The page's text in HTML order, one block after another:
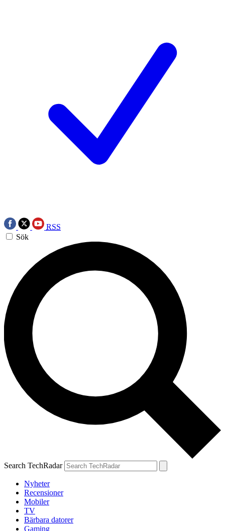
RSS
Sök
Search TechRadar
Nyheter
Recensioner
Mobiler
TV
Bärbara datorer
Gaming